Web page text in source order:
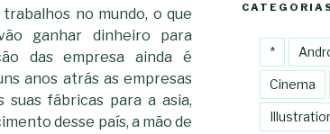
no mundo, o que
ganhar dinheiro para
das empresa ainda é
anos atrás as empresas
suas fábricas para a asia,
desse país, a mão de
*
Cinema